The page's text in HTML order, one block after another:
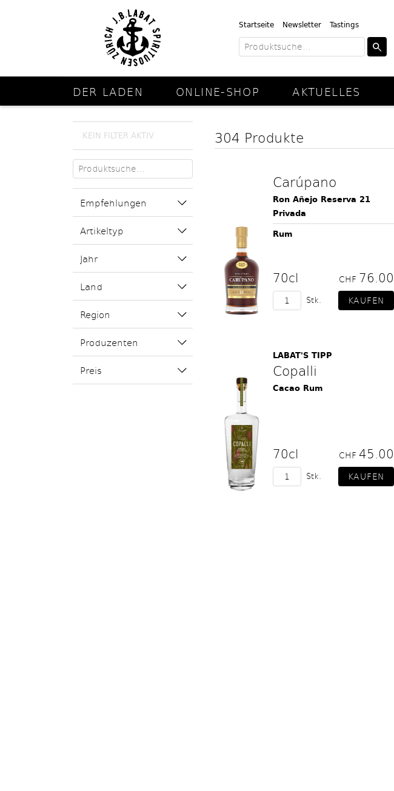
Startseite Newsletter Tastings
DER LADEN ONLINE-SHOP AKTUELLES
KEIN FILTER AKTIV
Empfehlungen
Artikeltyp
Jahr
Land
Region
Produzenten
Preis
304 Produkte
Carúpano
Ron Añejo Reserva 21
Privada
Rum
70cl CHF 76.00
Stk.
LABAT'S TIPP
Copalli
Cacao Rum
70cl CHF 45.00
Stk.